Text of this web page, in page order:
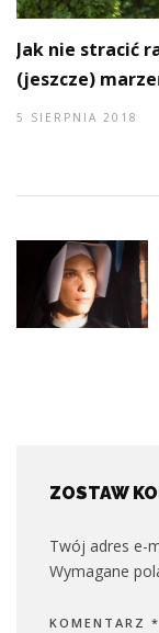
Jak nie stracić
(jeszcze)
5 SIERPNIA 2018
ZOSTAW
Twój adres e-
Wymagane
KOMENTARZ *